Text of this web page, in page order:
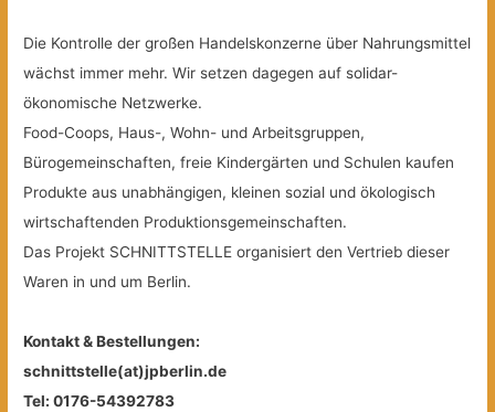
Die Kontrolle der großen Handelskonzerne über Nahrungsmittel
wächst immer mehr. Wir setzen dagegen auf solidar-
ökonomische Netzwerke.
Food-Coops, Haus-, Wohn- und Arbeitsgruppen,
Bürogemeinschaften, freie Kindergärten und Schulen kaufen
Produkte aus unabhängigen, kleinen sozial und ökologisch
wirtschaftenden Produktionsgemeinschaften.
Das Projekt SCHNITTSTELLE organisiert den Vertrieb dieser
Waren in und um Berlin.
Kontakt & Bestellungen:
schnittstelle(at)jpberlin.de
Tel: 0176-54392783